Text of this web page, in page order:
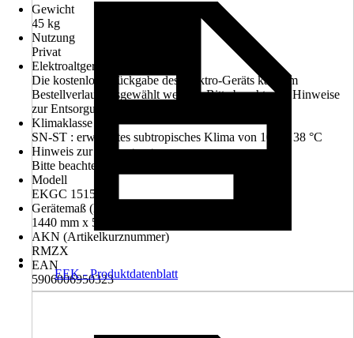
Gewicht
45 kg
Nutzung
Privat
Elektroaltgerät-Rücknahme
Die kostenlose Rückgabe des Elektro-Geräts kann im
Bestellverlauf ausgewählt werden. Bitte beachte die Hinweise
zur Entsorgung.
Klimaklasse
SN-ST : erweitertes subtropisches Klima von 10 bis 38 °C
Hinweis zur Entsorgung
Bitte beachte die Hinweise zur Entsorgung
Modell
EKGC 15156-1
Gerätemaß (HxBxT)
1440 mm x 560 mm x 550 mm
AKN (Artikelkurznummer)
RMZX
EAN
5906006950323
EEK - Produktdatenblatt